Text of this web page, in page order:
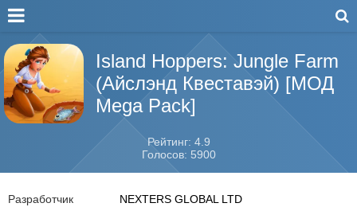
Island Hoppers: Jungle Farm
(Айслэнд Квеставэй) [МОД
Mega Pack]
Рейтинг: 4.9
Голосов: 5900
Разработчик NEXTERS GLOBAL LTD